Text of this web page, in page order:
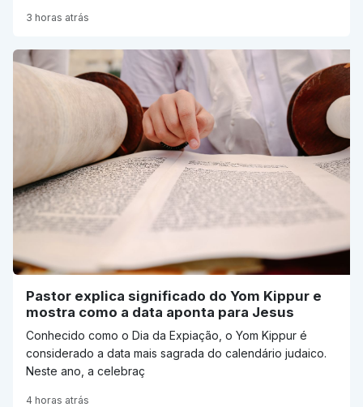
3 horas atrás
Pastor explica significado do Yom Kippur e
mostra como a data aponta para Jesus
Conhecido como o Dia da Expiação, o Yom Kippur é
considerado a data mais sagrada do calendário judaico.
Neste ano, a celebraç
4 horas atrás